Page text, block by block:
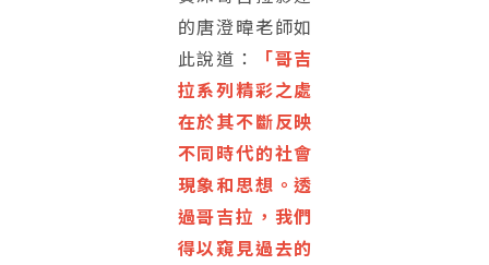
的唐澄暐老師如
此說道：
「哥吉
拉系列精彩之處
在於其不斷反映
不同時代的社會
現象和思想。透
過哥吉拉，我們
得以窺見過去的